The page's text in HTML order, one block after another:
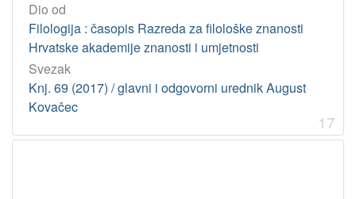
Dio od
Filologija : časopis Razreda za filološke znanosti
Hrvatske akademije znanosti i umjetnosti
Svezak
Knj. 69 (2017) / glavni i odgovorni urednik August
Kovačec
17